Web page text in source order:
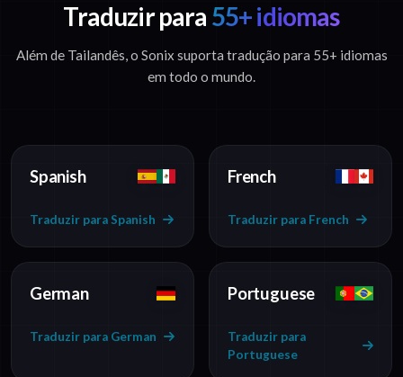
Traduzir para 55+ idiomas
Além de Tailandês, o Sonix suporta tradução para 55+ idiomas
em todo o mundo.
Spanish
Traduzir para Spanish
French
Traduzir para French
German
Traduzir para German
Portuguese
Traduzir para
Portuguese